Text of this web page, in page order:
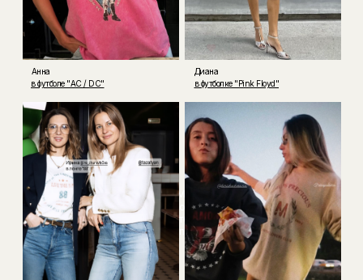
Мария
Maory
Футболка
Анна
в футболе "AC / DC"
Диана
в футболке "Pink Floyd"